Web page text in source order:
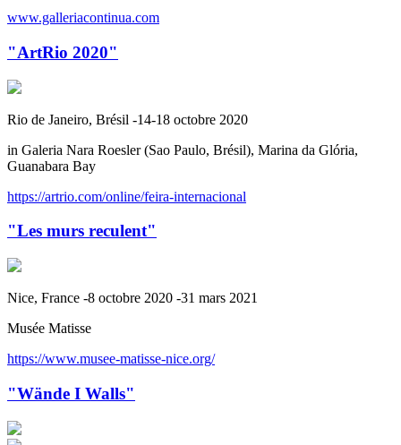
www.galleriacontinua.com
"ArtRio 2020"
Rio de Janeiro, Brésil -14-18 octobre 2020
in Galeria Nara Roesler (Sao Paulo, Brésil), Marina da Glória,
Guanabara Bay
https://artrio.com/online/feira-internacional
"Les murs reculent"
Nice, France -8 octobre 2020 -31 mars 2021
Musée Matisse
https://www.musee-matisse-nice.org/
"Wände I Walls"